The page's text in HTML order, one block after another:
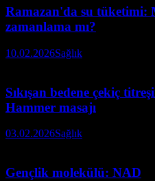
Ramazan'da su tüketimi:
zamanlama mı?
10.02.2026Sağlık
Sıkışan bedene çekiç
Hammer masajı
03.02.2026Sağlık
Gençlik molekülü: NAD